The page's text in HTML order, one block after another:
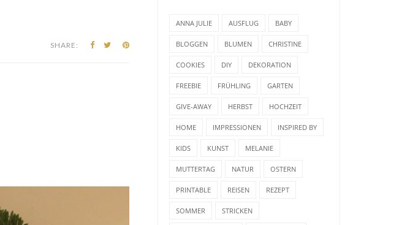
SHARE:
ANNA JULIE AUSFLUG BABY
BLOGGEN BLUMEN CHRISTINE
COOKIES DIY DEKORATION
FREEBIE FRÜHLING GARTEN
GIVE-AWAY HERBST HOCHZEIT
HOME IMPRESSIONEN INSPIRED BY
KIDS KUNST MELANIE
MUTTERTAG NATUR OSTERN
PRINTABLE REISEN REZEPT
SOMMER STRICKEN